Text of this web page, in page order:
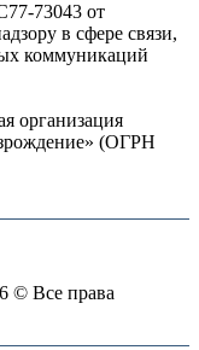
73043 от
в сфере связи,
коммуникаций
организация
(ОГРН
© Все права